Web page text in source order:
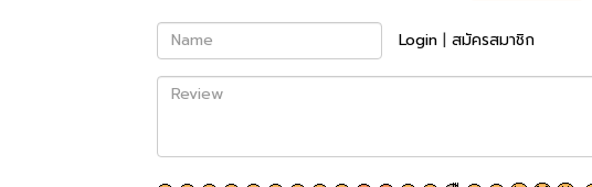
Name Login | สมัครสมาชิก
Review